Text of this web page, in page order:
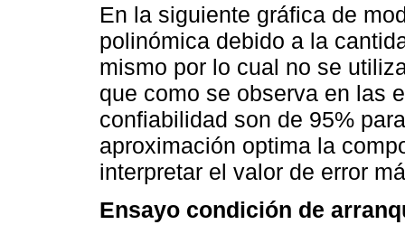
En la siguiente gráfica de
polinómica debido a la
mismo por lo cual no se
que como se observa en las
confiabilidad son de 95%
aproximación optima la
interpretar el valor de error
Ensayo condición de